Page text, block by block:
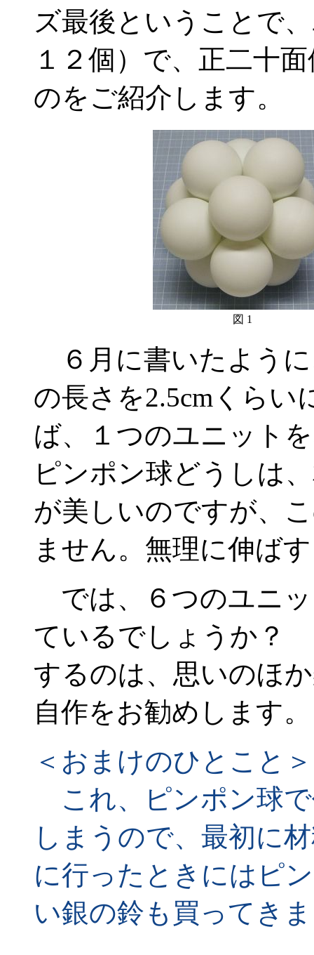
ズ最後ということで
１２個）で、正二十
のをご紹介します。
図 1
６月に書いたよう
の長さを2.5cmくらい
ば、１つのユニット
ピンポン球どうしは
が美しいのですが、
ません。無理に伸ば
では、６つのユニ
ているでしょうか？
するのは、思いのほ
自作をお勧めします。
＜おまけのひとこと＞
これ、ピンポン球
しまうので、最初に
に行ったときにはピ
い銀の鈴も買ってき